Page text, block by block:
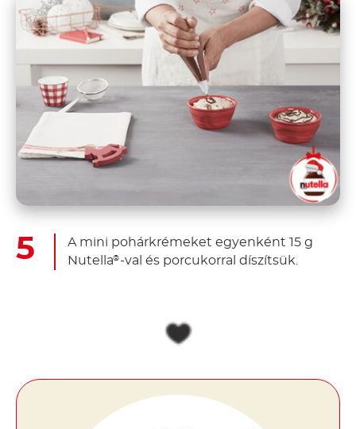
A mini pohárkrémeket egyenként 15 g
Nutella® -val és porcukorral díszítsük.